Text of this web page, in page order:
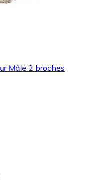
Mâle 2 broches